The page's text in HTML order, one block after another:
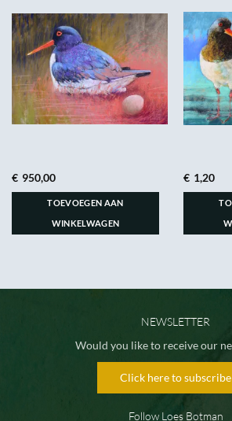
€ 950,00
TOEVOEGEN AAN
WINKELWAGEN
€ 1,20
NEWSLETTER
Would you like to receive our
Click here to subscribe
Follow Loes Botman